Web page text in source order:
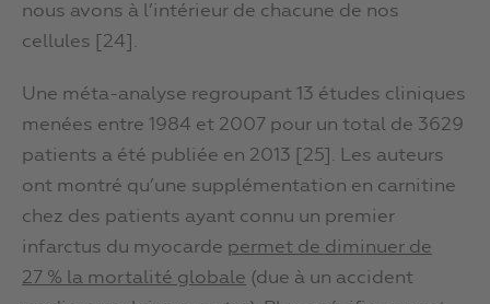
nous avons à l’intérieur de chacune de nos
cellules [24].
Une méta-analyse regroupant 13 études cliniques
menées entre 1984 et 2007 pour un total de 3629
patients a été publiée en 2013 [25]. Les auteurs
ont montré qu’une supplémentation en carnitine
chez des patients ayant connu un premier
infarctus du myocarde permet de diminuer de
27 % la mortalité globale (due à un accident